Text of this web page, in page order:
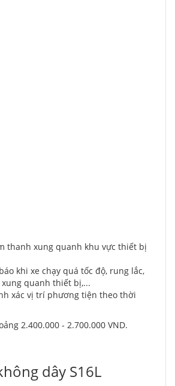
thanh xung quanh khu vực thiết bị
khi xe chạy quá tốc độ, rung lắc,
xung quanh thiết bị,...
xác vị trí phương tiện theo thời
2.400.000 - 2.700.000 VND.
dây S16L